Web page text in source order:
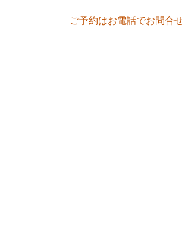
ご予約はお電話でお問合